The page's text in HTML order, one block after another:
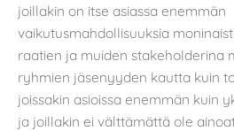
joillakin on itse asiassa enemmän
vaikutusmahdollisuuksia
raatien ja muiden stakeholderina
ryhmien jäsenyyden kautta kuin
joissakin asioissa enemmän kuin
ja joillakin ei välttämättä ole